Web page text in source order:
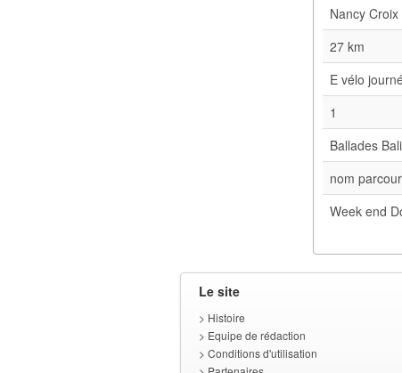
Nancy
27 km
E vélo
1
Ballades
nom
Week end
Le site
> Histoire
> Equipe de rédaction
> Conditions d'utilisation